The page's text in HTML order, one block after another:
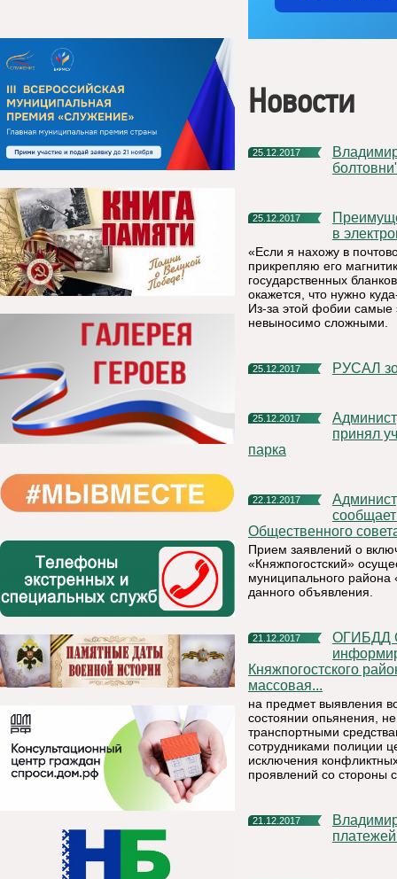
Новости
25.12.2017
Владимир Путин: "Работать следует без популизма и пустой
25.12.2017
Преимущества получения гражданами муниципальных услуг
в
«Если я нахожу в
прикрепляю его
государственных
окажется, что нужно
Из-за этой фобии самые
невыносимо сложными.
25.12.2017 РУСАЛ
25.12.2017
Администрация МР «Княжпогостский» благодарит всех, кто
принял
парка
22.12.2017
Администрация муниципального района «Княжпогостский»
Общественного
Прием заявлений о
«Княжпогостский»
муниципального района
данного объявления.
21.12.2017
ОГИБДД ОМВД России по Княжпогостскому району
Княжпогостского
массовая...
на предмет выявления
состоянии опьянения,
транспортными
сотрудниками полиции
исключения
проявлений со стороны
21.12.2017
Владимир Путин потребовал навести порядок в системе